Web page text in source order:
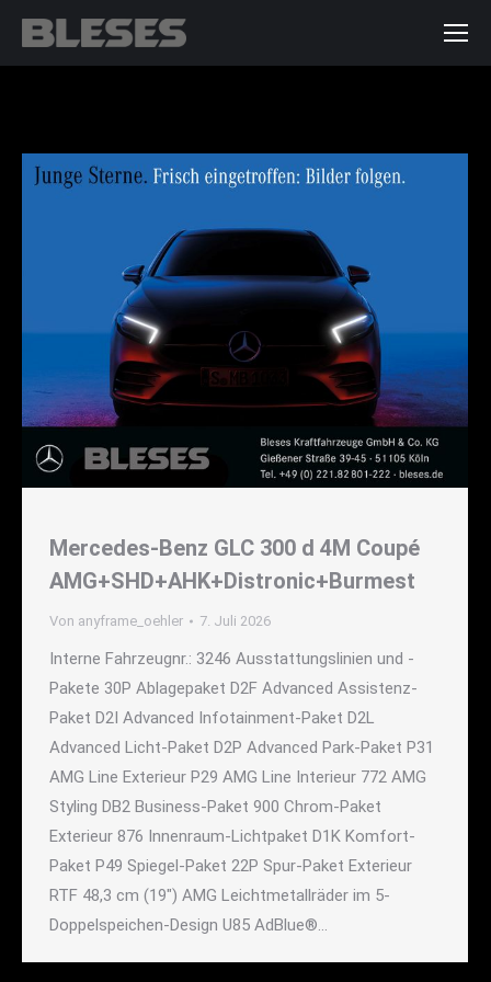
Mercedes-Benz GLC 300 d 4M Coupé
AMG+SHD+AHK+Distronic+Burmest
Von anyframe_oehler 7. Juli 2026
Interne Fahrzeugnr.: 3246 Ausstattungslinien und -
Pakete 30P Ablagepaket D2F Advanced Assistenz-
Paket D2I Advanced Infotainment-Paket D2L
Advanced Licht-Paket D2P Advanced Park-Paket P31
AMG Line Exterieur P29 AMG Line Interieur 772 AMG
Styling DB2 Business-Paket 900 Chrom-Paket
Exterieur 876 Innenraum-Lichtpaket D1K Komfort-
Paket P49 Spiegel-Paket 22P Spur-Paket Exterieur
RTF 48,3 cm (19") AMG Leichtmetallräder im 5-
Doppelspeichen-Design U85 AdBlue®…